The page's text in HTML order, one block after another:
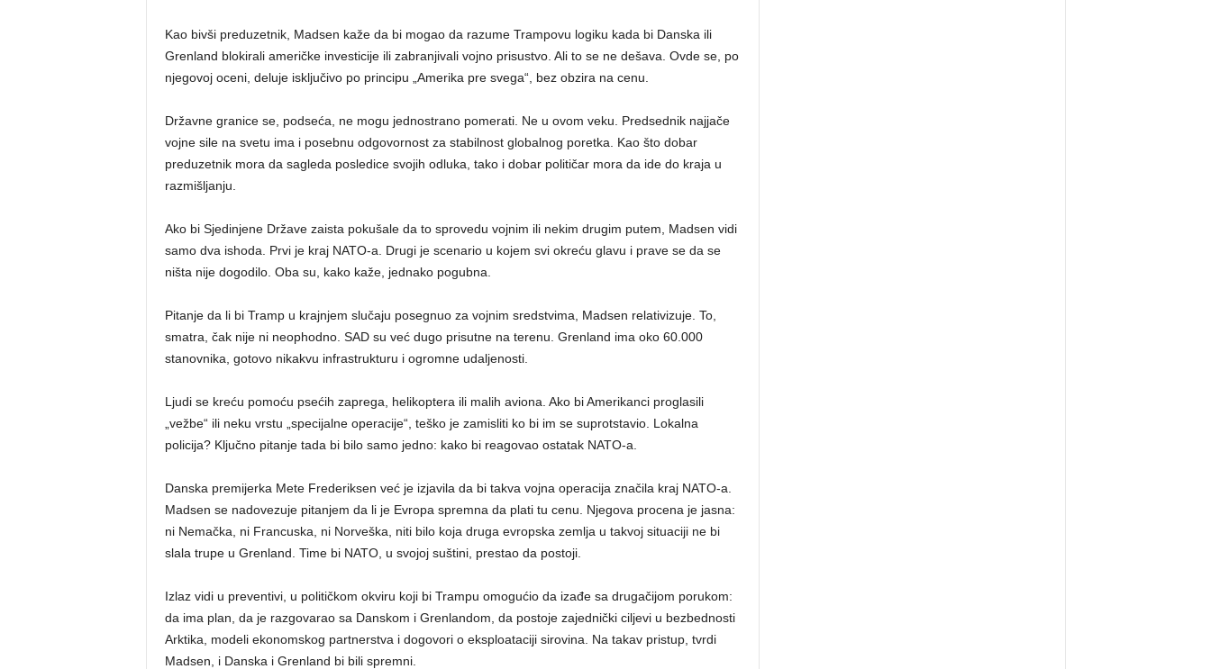
Kao bivši preduzetnik, Madsen kaže da bi mogao da razume Trampovu logiku kada bi Danska ili
Grenland blokirali američke investicije ili zabranjivali vojno prisustvo. Ali to se ne dešava. Ovde se, po
njegovoj oceni, deluje isključivo po principu „Amerika pre svega“, bez obzira na cenu.
Državne granice se, podseća, ne mogu jednostrano pomerati. Ne u ovom veku. Predsednik najjače
vojne sile na svetu ima i posebnu odgovornost za stabilnost globalnog poretka. Kao što dobar
preduzetnik mora da sagleda posledice svojih odluka, tako i dobar političar mora da ide do kraja u
razmišljanju.
Ako bi Sjedinjene Države zaista pokušale da to sprovedu vojnim ili nekim drugim putem, Madsen vidi
samo dva ishoda. Prvi je kraj NATO-a. Drugi je scenario u kojem svi okreću glavu i prave se da se
ništa nije dogodilo. Oba su, kako kaže, jednako pogubna.
Pitanje da li bi Tramp u krajnjem slučaju posegnuo za vojnim sredstvima, Madsen relativizuje. To,
smatra, čak nije ni neophodno. SAD su već dugo prisutne na terenu. Grenland ima oko 60.000
stanovnika, gotovo nikakvu infrastrukturu i ogromne udaljenosti.
Ljudi se kreću pomoću psećih zaprega, helikoptera ili malih aviona. Ako bi Amerikanci proglasili
„vežbe“ ili neku vrstu „specijalne operacije“, teško je zamisliti ko bi im se suprotstavio. Lokalna
policija? Ključno pitanje tada bi bilo samo jedno: kako bi reagovao ostatak NATO-a.
Danska premijerka Mete Frederiksen već je izjavila da bi takva vojna operacija značila kraj NATO-a.
Madsen se nadovezuje pitanjem da li je Evropa spremna da plati tu cenu. Njegova procena je jasna:
ni Nemačka, ni Francuska, ni Norveška, niti bilo koja druga evropska zemlja u takvoj situaciji ne bi
slala trupe u Grenland. Time bi NATO, u svojoj suštini, prestao da postoji.
Izlaz vidi u preventivi, u političkom okviru koji bi Trampu omogućio da izađe sa drugačijom porukom:
da ima plan, da je razgovarao sa Danskom i Grenlandom, da postoje zajednički ciljevi u bezbednosti
Arktika, modeli ekonomskog partnerstva i dogovori o eksploataciji sirovina. Na takav pristup, tvrdi
Madsen, i Danska i Grenland bi bili spremni.